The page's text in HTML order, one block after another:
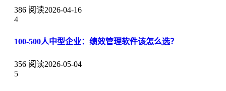
386 阅读2026-04-16
4
100-500人中型企业：绩效管理软件该怎么选？
356 阅读2026-05-04
5